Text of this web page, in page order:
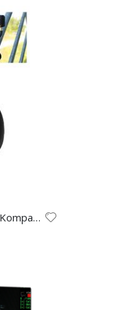
Flexibles Universal-Stativ für Kompakt-Kameras